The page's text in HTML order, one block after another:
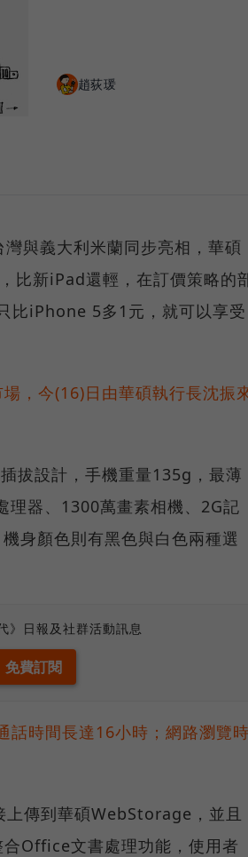
趙荻瑗
與義大利米蘭同步亮相，華碩
比新iPad還輕，在訂價策略的
比iPhone 5多1元，就可以享受
拔設計，手機重量135g，最薄
器、1300萬畫素相機、2G記
身顏色則有黑色與白色兩種選
》日報及社群活動訊息
上傳到華碩WebStorage，並且
Office文書處理功能，使用者